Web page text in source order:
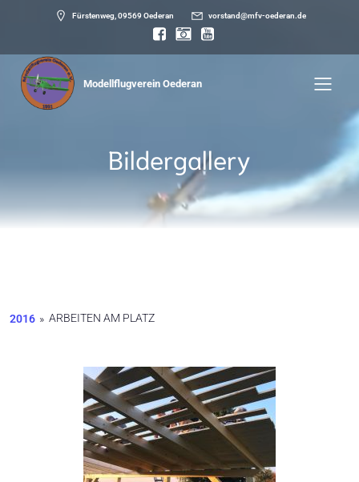
Fürstenweg, 09569 Oederan vorstand@mfv-oederan.de
Modellflugverein Oederan
Bildergallery
2016 » ARBEITEN AM PLATZ